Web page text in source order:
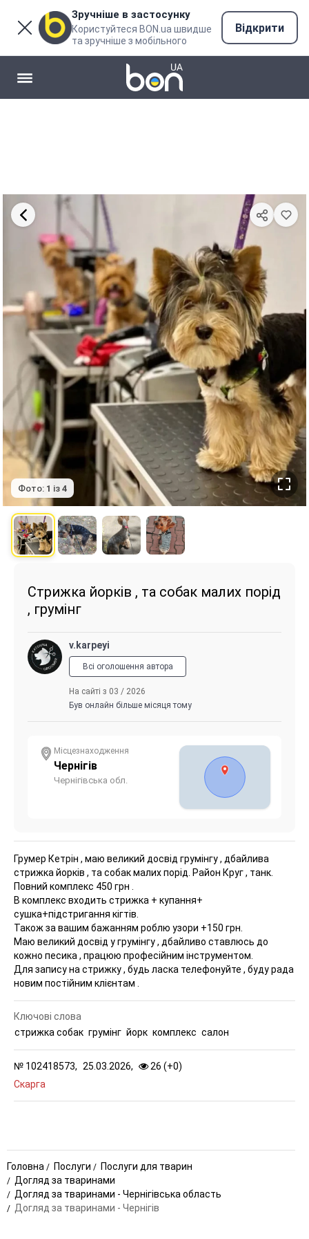
Зручніше в застосунку
Користуйтеся BON.ua швидше
та зручніше з мобільного
Відкрити
Фото: 1 із 4
Стрижка йорків , та собак малих порід
, грумінг
v.karpeyi
Всі оголошення автора
На сайті з 03 / 2026
Був онлайн більше місяця тому
Місцезнаходження
Чернігів
Чернігівська обл.
Грумер Кетрін , маю великий досвід грумінгу , дбайлива
стрижка йорків , та собак малих порід. Район Круг , танк.
Повний комплекс 450 грн .
В комплекс входить стрижка + купання+
сушка+підстригання кігтів.
Також за вашим бажанням роблю узори +150 грн.
Маю великий досвід у грумінгу , дбайливо ставлюсь до
кожно песика , працюю професійним інструментом.
Для запису на стрижку , будь ласка телефонуйте , буду рада
новим постійним клієнтам .
№ 102418573, 25.03.2026, 26 (+0)
Скарга
Ключові слова
стрижка собак грумінг йорк комплекс салон
Головна Послуги
Послуги для тварин
Догляд за тваринами
Догляд за тваринами - Чернігівська область
Догляд за тваринами - Чернігів